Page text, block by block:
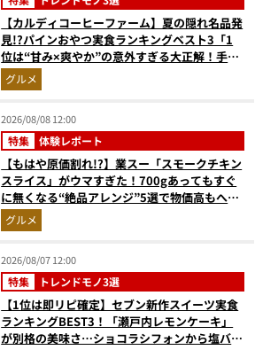
【カルディコーヒーファーム】夏の隠れ名品発
見!?パインおやつ実食ランキングベスト3「1
位は“甘み×爽やか”の意外すぎる大正解！手が
止まらない『かりんとう』」
グルメ
2026/08/08 12:00
特集 体験レポート
【もはや原価割れ!?】業スー「スモークチキン
スライス」がウマすぎた！700gあってもすぐ
に無くなる“絶品アレンジ”5選で物価高もへっ
ちゃら
グルメ
2026/08/07 12:00
特集 トレンドモノ3選
【1位は即リピ確定】セブン新作スイーツ実食
ランキングBEST3！「瀬戸内レモンケーキ」
が別格の美味さ…ショコラシフォンから塩バニ